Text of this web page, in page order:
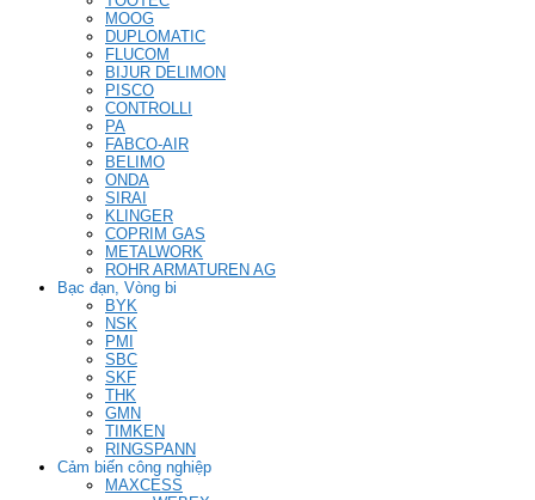
MOOG
DUPLOMATIC
FLUCOM
BIJUR DELIMON
PISCO
CONTROLLI
PA
FABCO-AIR
BELIMO
ONDA
SIRAI
KLINGER
COPRIM GAS
METALWORK
ROHR ARMATUREN AG
Bạc đạn, Vòng bi
BYK
NSK
PMI
SBC
SKF
THK
GMN
TIMKEN
RINGSPANN
Cảm biến công nghiệp
MAXCESS